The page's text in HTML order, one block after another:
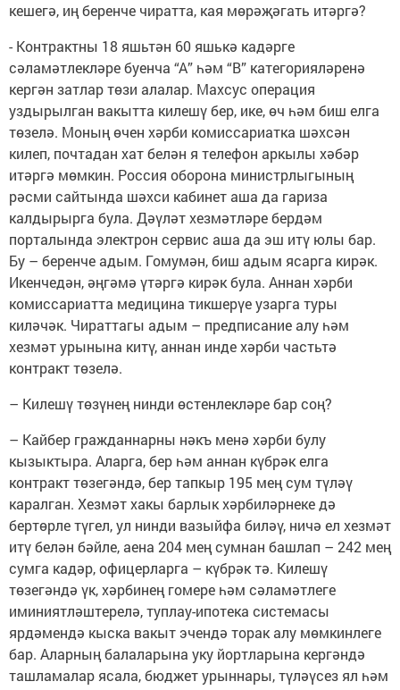
кешегә, иң беренче чиратта, кая мөрәҗәгать итәргә?
- Контрактны 18 яшьтән 60 яшькә кадәрге
сәламәтлекләре буенча “А” һәм “В” категорияләренә
кергән затлар төзи алалар. Махсус операция
уздырылган вакытта килешү бер, ике, өч һәм биш елга
төзелә. Моның өчен хәрби комиссариатка шәхсән
килеп, почтадан хат белән я телефон аркылы хәбәр
итәргә мөмкин. Россия оборона министрлыгының
рәсми сайтында шәхси кабинет аша да гариза
калдырырга була. Дәүләт хезмәтләре бердәм
порталында электрон сервис аша да эш итү юлы бар.
Бу – беренче адым. Гомумән, биш адым ясарга кирәк.
Икенчедән, әңгәмә үтәргә кирәк була. Аннан хәрби
комиссариатта медицина тикшерүе узарга туры
киләчәк. Чираттагы адым – предписание алу һәм
хезмәт урынына китү, аннан инде хәрби частьтә
контракт төзелә.
– Килешү төзүнең нинди өстенлекләре бар соң?
– Кайбер гражданнарны нәкъ менә хәрби булу
кызыктыра. Аларга, бер һәм аннан күбрәк елга
контракт төзегәндә, бер тапкыр 195 мең сум түләү
каралган. Хезмәт хакы барлык хәрбиләрнеке дә
бертөрле түгел, ул нинди вазыйфа биләү, ничә ел хезмәт
итү белән бәйле, аена 204 мең сумнан башлап – 242 мең
сумга кадәр, офицерларга – күбрәк тә. Килешү
төзегәндә үк, хәрбинең гомере һәм сәламәтлеге
иминиятләштерелә, туплау-ипотека системасы
ярдәмендә кыска вакыт эчендә торак алу мөмкинлеге
бар. Аларның балаларына уку йортларына кергәндә
ташламалар ясала, бюджет урыннары, түләүсез ял һәм